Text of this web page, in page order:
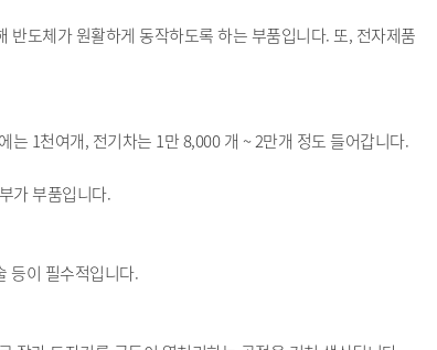
도체가 원활하게 동작하도록 하는 부품입니다. 또, 전자제품
1천여개, 전기차는 1만 8,000 개 ~ 2만개 정도 들어갑니다.
가 부품입니다.
등이 필수적입니다.